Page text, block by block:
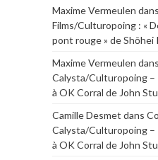
Maxime Vermeulen dans
Films/Culturopoing : «
pont rouge » de Shōhei
Maxime Vermeulen dans
Calysta/Culturopoing
à OK Corral de John
Camille Desmet dans
Calysta/Culturopoing
à OK Corral de John